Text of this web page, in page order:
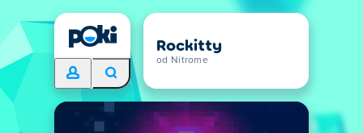
Rockitty
od Nitrome